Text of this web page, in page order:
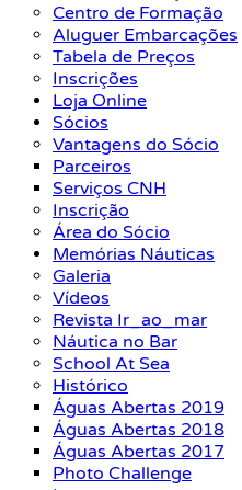
Centro de Formação
Aluguer Embarcações
Tabela de Preços
Inscrições
Loja Online
Sócios
Vantagens do Sócio
Parceiros
Serviços CNH
Inscrição
Área do Sócio
Memórias Náuticas
Galeria
Vídeos
Revista Ir_ao_mar
Náutica no Bar
School At Sea
Histórico
Águas Abertas 2019
Águas Abertas 2018
Águas Abertas 2017
Photo Challenge